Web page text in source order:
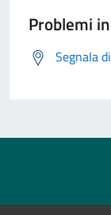
Problemi
Segnala